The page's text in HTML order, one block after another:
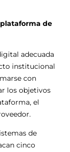
plataforma de
adecuada
institucional
con
los objetivos
el
de
cinco